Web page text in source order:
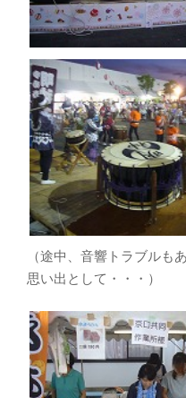
（途中、音響トラブルも
思い出として・・・）